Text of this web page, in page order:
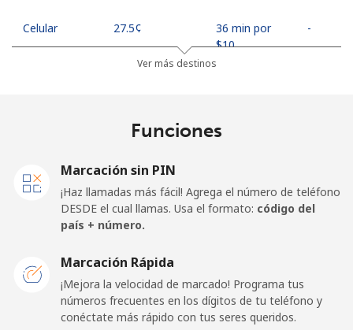
Celular ⁦27.5¢⁩
36 min por
⁦$10⁩
-
⁦13.9¢⁩
71 min por
Celular
⁦$10⁩
El Salvador
Ver más destinos
Funciones
Marcación sin PIN
¡Haz llamadas más fácil! Agrega el número de teléfono
DESDE el cual llamas. Usa el formato: código del
país + número.
Marcación Rápida
¡Mejora la velocidad de marcado! Programa tus
números frecuentes en los dígitos de tu teléfono y
conéctate más rápido con tus seres queridos.